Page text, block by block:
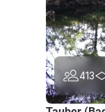
413